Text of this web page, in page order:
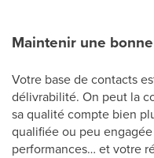
Maintenir une
Votre base de contacts
délivrabilité. On peut la
sa qualité compte bien
qualifiée ou peu
performances… et votre